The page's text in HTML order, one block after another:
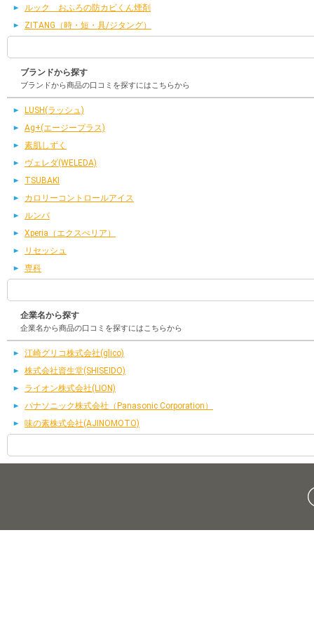
ルック おふろの防カビくん煙剤
ZITANG（時・短・具/ジタング）
ブランドから探す
ブランドから商品の口コミを探すにはこちらから
LUSH(ラッシュ)
Ag+(エージープラス)
素肌しずく
ヴェレダ(WELEDA)
TSUBAKI
カロリーコントロールアイス
ルンバ
Xperia（エクスぺリア）
リセッシュ
専科
企業名から探す
企業名から商品の口コミを探すにはこちらから
江崎グリコ株式会社(glico)
株式会社資生堂(SHISEIDO)
ライオン株式会社(LION)
パナソニック株式会社（Panasonic Corporation）
味の素株式会社(AJINOMOTO)